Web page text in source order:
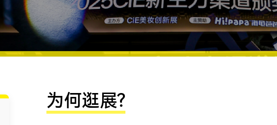
为何逛展?